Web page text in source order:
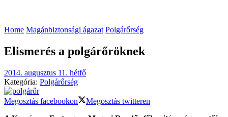
Home Magánbiztonsági ágazat Polgárőrség
Elismerés a polgárőröknek
2014. augusztus 11. hétfő
Kategória: Polgárőrség
Megosztás facebookon
Megosztás twitteren